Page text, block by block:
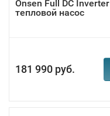
Onsen Full DC Inverter
тепловой насос
181 990 руб.